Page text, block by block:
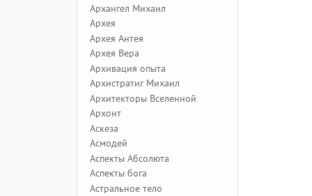
Архангел Михаил
Архея
Архея Антея
Архея Вера
Архивация опыта
Архистратиг Михаил
Архитекторы Вселенной
Архонт
Аскеза
Асмодей
Аспекты Абсолюта
Аспекты бога
Астральное тело